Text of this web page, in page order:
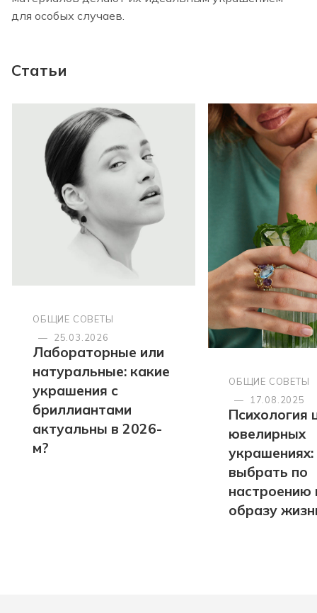
для особых случаев.
Статьи
ОБЩИЕ СОВЕТЫ
—
25.03.2026
Лабораторные или
натуральные: какие
украшения с
бриллиантами
актуальны в 2026-
м?
ОБЩИЕ СОВЕТЫ
—
17.08.2025
Психология
ювелирных
украшениях:
выбрать по
настроению
образу